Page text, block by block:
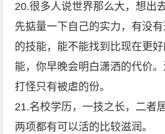
20.很多人说世界那么大，想出
先掂量一下自己的实力，有没
的技能，能不能找到比现在更
能，你早晚会明白潇洒的代价
打怪只有被虐的份。
21.名校学历，一技之长，二者
两项都有可以活的比较滋润。